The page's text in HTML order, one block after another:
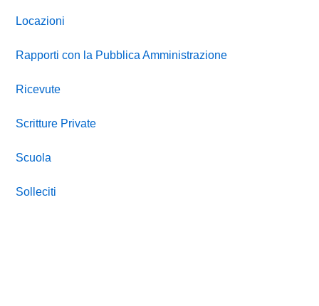
Locazioni
Rapporti con la Pubblica Amministrazione
Ricevute
Scritture Private
Scuola
Solleciti